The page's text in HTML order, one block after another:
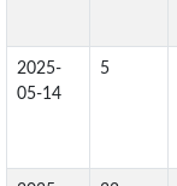
2025-
05-14
5